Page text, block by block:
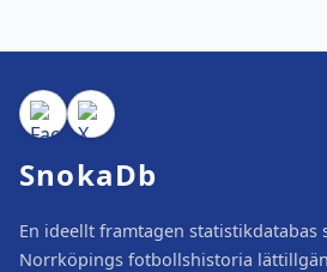
SnokaDb
En ideellt framtagen statistikdatabas
Norrköpings fotbollshistoria